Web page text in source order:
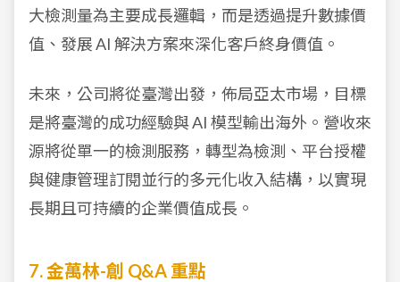
大檢測量為主要成長邏輯，而是透過提升數據價
值、發展 AI 解決方案來深化客戶終身價值。
未來，公司將從臺灣出發，佈局亞太市場，目標
是將臺灣的成功經驗與 AI 模型輸出海外。營收來
源將從單一的檢測服務，轉型為檢測、平台授權
與健康管理訂閱並行的多元化收入結構，以實現
長期且可持續的企業價值成長。
7. 金萬林-創 Q&A 重點